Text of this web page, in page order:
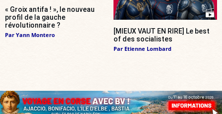
« Groix antifa ! », le nouveau
profil de la gauche
révolutionnaire ?
Par Yann Montero
[MIEUX VAUT EN RIRE] Le best
of des socialistes
Par Etienne Lombard